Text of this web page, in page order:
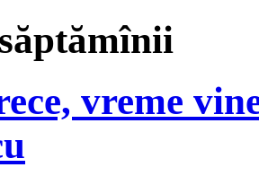
vreme